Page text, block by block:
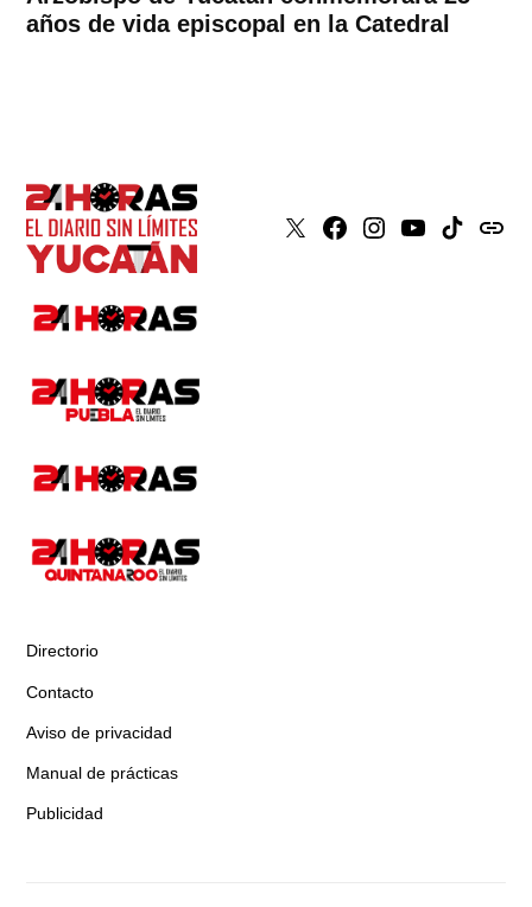
años de vida episcopal en la Catedral
X Faceboook
Instagram
YoutubeTiktokissuu
Directorio
Contacto
Aviso de privacidad
Manual de prácticas
Publicidad